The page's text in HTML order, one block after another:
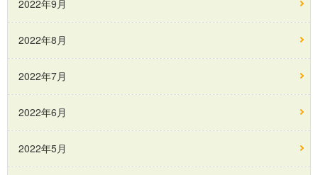
2022年9月
2022年8月
2022年7月
2022年6月
2022年5月